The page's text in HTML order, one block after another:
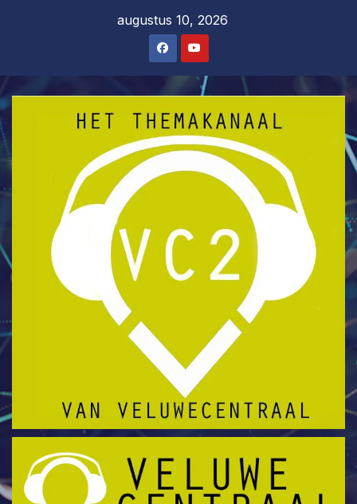
augustus 10, 2026